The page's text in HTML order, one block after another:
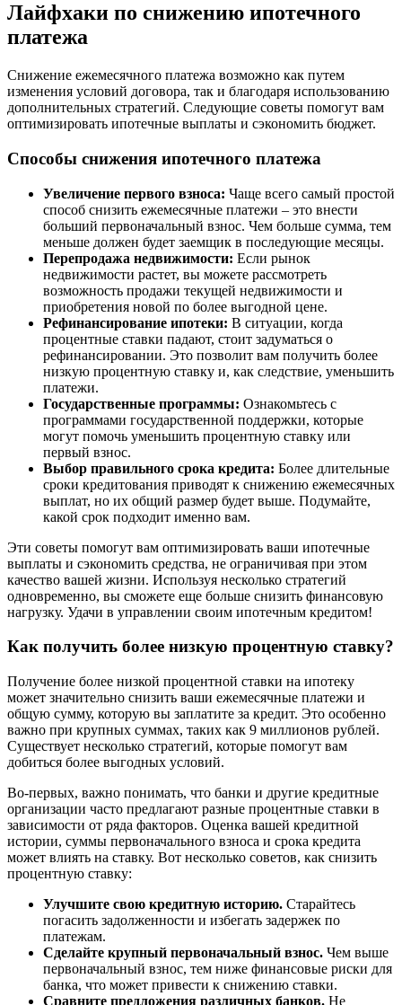
Лайфхаки по снижению ипотечного
платежа
Снижение ежемесячного платежа возможно как путем
изменения условий договора, так и благодаря использованию
дополнительных стратегий. Следующие советы помогут вам
оптимизировать ипотечные выплаты и сэкономить бюджет.
Способы снижения ипотечного платежа
Увеличение первого взноса: Чаще всего самый простой
способ снизить ежемесячные платежи – это внести
больший первоначальный взнос. Чем больше сумма, тем
меньше должен будет заемщик в последующие месяцы.
Перепродажа недвижимости: Если рынок
недвижимости растет, вы можете рассмотреть
возможность продажи текущей недвижимости и
приобретения новой по более выгодной цене.
Рефинансирование ипотеки: В ситуации, когда
процентные ставки падают, стоит задуматься о
рефинансировании. Это позволит вам получить более
низкую процентную ставку и, как следствие, уменьшить
платежи.
Государственные программы: Ознакомьтесь с
программами государственной поддержки, которые
могут помочь уменьшить процентную ставку или
первый взнос.
Выбор правильного срока кредита: Более длительные
сроки кредитования приводят к снижению ежемесячных
выплат, но их общий размер будет выше. Подумайте,
какой срок подходит именно вам.
Эти советы помогут вам оптимизировать ваши ипотечные
выплаты и сэкономить средства, не ограничивая при этом
качество вашей жизни. Используя несколько стратегий
одновременно, вы сможете еще больше снизить финансовую
нагрузку. Удачи в управлении своим ипотечным кредитом!
Как получить более низкую процентную ставку?
Получение более низкой процентной ставки на ипотеку
может значительно снизить ваши ежемесячные платежи и
общую сумму, которую вы заплатите за кредит. Это особенно
важно при крупных суммах, таких как 9 миллионов рублей.
Существует несколько стратегий, которые помогут вам
добиться более выгодных условий.
Во-первых, важно понимать, что банки и другие кредитные
организации часто предлагают разные процентные ставки в
зависимости от ряда факторов. Оценка вашей кредитной
истории, суммы первоначального взноса и срока кредита
может влиять на ставку. Вот несколько советов, как снизить
процентную ставку:
Улучшите свою кредитную историю. Старайтесь
погасить задолженности и избегать задержек по
платежам.
Сделайте крупный первоначальный взнос. Чем выше
первоначальный взнос, тем ниже финансовые риски для
банка, что может привести к снижению ставки.
Сравните предложения различных банков. Не